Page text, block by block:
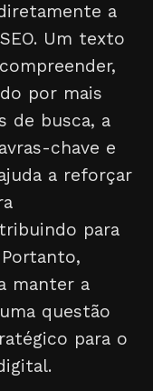
a
Um texto
por mais
de busca, a
chave e
a reforçar
para
manter a
questão
para o